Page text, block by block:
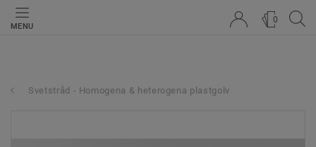
MENU
0
Svetstråd - Homogena & heterogena plastgolv